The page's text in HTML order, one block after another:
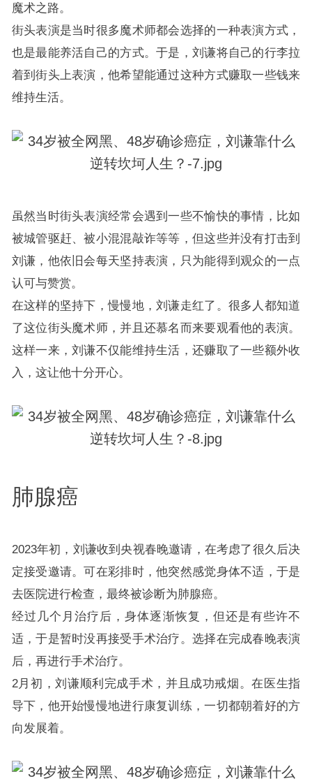
魔术之路。
街头表演是当时很多魔术师都会选择的一种表演方式，
也是最能养活自己的方式。于是，刘谦将自己的行李拉
着到街头上表演，他希望能通过这种方式赚取一些钱来
维持生活。
虽然当时街头表演经常会遇到一些不愉快的事情，比如
被城管驱赶、被小混混敲诈等等，但这些并没有打击到
刘谦，他依旧会每天坚持表演，只为能得到观众的一点
认可与赞赏。
在这样的坚持下，慢慢地，刘谦走红了。很多人都知道
了这位街头魔术师，并且还慕名而来要观看他的表演。
这样一来，刘谦不仅能维持生活，还赚取了一些额外收
入，这让他十分开心。
肺腺癌
2023年初，刘谦收到央视春晚邀请，在考虑了很久后决
定接受邀请。可在彩排时，他突然感觉身体不适，于是
去医院进行检查，最终被诊断为肺腺癌。
经过几个月治疗后，身体逐渐恢复，但还是有些许不
适，于是暂时没再接受手术治疗。选择在完成春晚表演
后，再进行手术治疗。
2月初，刘谦顺利完成手术，并且成功戒烟。在医生指
导下，他开始慢慢地进行康复训练，一切都朝着好的方
向发展着。